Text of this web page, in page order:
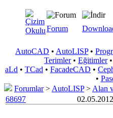
Forum
AutoCAD • AutoLISP•
Terimler• Eğitimler•
aLd • TCad • FacadeCAD •
•
Forumlar> AutoLISP> Alan
68697